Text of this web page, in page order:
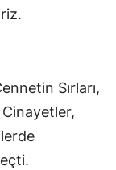
Sırları,